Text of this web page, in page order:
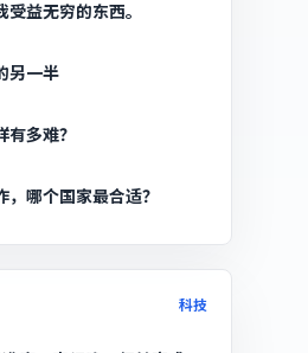
益无穷的东西。
另一半
多难？
哪个国家最合适？
科技